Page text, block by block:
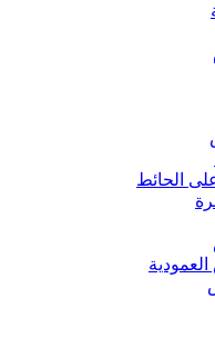
الحائط